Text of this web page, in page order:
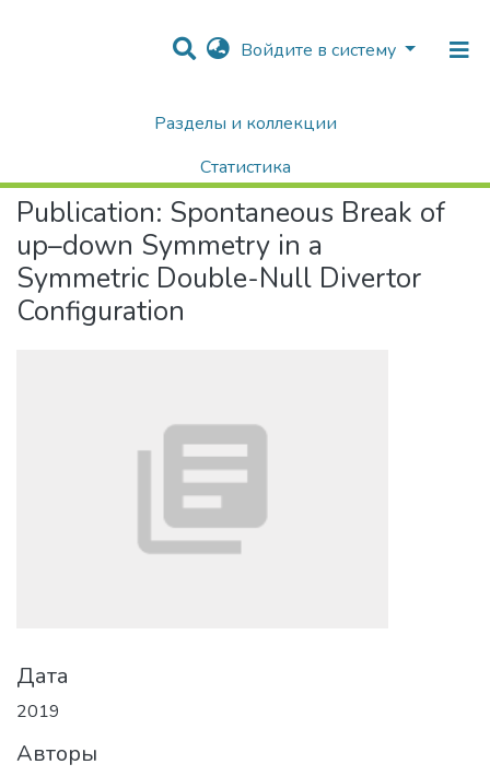
Войдите в систему
Разделы и коллекции
Статистика
Поиск
Научные публикации / Препринты
Publication: Spontaneous Break of
up–down Symmetry in a
Symmetric Double-Null Divertor
Configuration
Дата
2019
Авторы